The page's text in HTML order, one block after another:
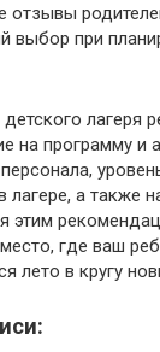
отзывы
выбор при
лагеря
на программу и
а также
этим
где ваш
лето в кругу